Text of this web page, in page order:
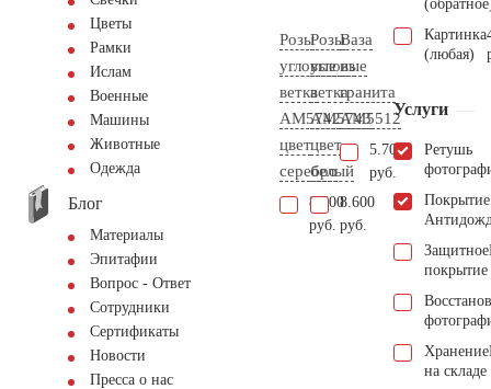
Цветы
Рамки
Ислам
Военные
Машины
Животные
Одежда
Блог
Материалы
Эпитафии
Вопрос - Ответ
Сотрудники
Сертификаты
Новости
Пресса о нас
Розы
угловые
ветка
AM5742
цвет
серебро
8.600
руб.
Розы
угловые
ветка
AM5743
цвет
белый
8.600
руб.
Ваза
из
гранита
AM5512
5.700
руб.
Картинка
(любая)
Услуги
Ретушь
Покрытие
Защитное
покрытие
Хранение
на складе